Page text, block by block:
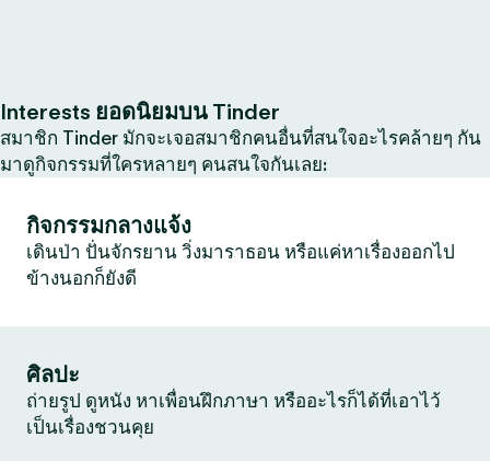
Interests ยอดนิยมบน Tinder
สมาชิก Tinder มักจะเจอสมาชิกคนอื่นที่สนใจอะไรคล้ายๆ กัน
มาดูกิจกรรมที่ใครหลายๆ คนสนใจกันเลย:
กิจกรรมกลางแจ้ง
เดินป่า ปั่นจักรยาน วิ่งมาราธอน หรือแค่หาเรื่องออกไป
ข้างนอกก็ยังดี
ศิลปะ
ถ่ายรูป ดูหนัง หาเพื่อนฝึกภาษา หรืออะไรก็ได้ที่เอาไว้
เป็นเรื่องชวนคุย